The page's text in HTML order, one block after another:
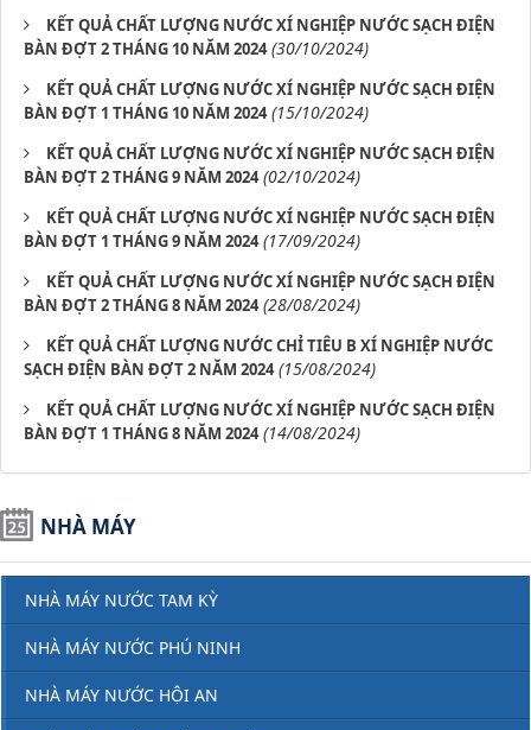
KẾT QUẢ CHẤT LƯỢNG NƯỚC XÍ NGHIỆP NƯỚC SẠCH ĐIỆN
BÀN ĐỢT 2 THÁNG 10 NĂM 2024 (30/10/2024)
KẾT QUẢ CHẤT LƯỢNG NƯỚC XÍ NGHIỆP NƯỚC SẠCH ĐIỆN
BÀN ĐỢT 1 THÁNG 10 NĂM 2024 (15/10/2024)
KẾT QUẢ CHẤT LƯỢNG NƯỚC XÍ NGHIỆP NƯỚC SẠCH ĐIỆN
BÀN ĐỢT 2 THÁNG 9 NĂM 2024 (02/10/2024)
KẾT QUẢ CHẤT LƯỢNG NƯỚC XÍ NGHIỆP NƯỚC SẠCH ĐIỆN
BÀN ĐỢT 1 THÁNG 9 NĂM 2024 (17/09/2024)
KẾT QUẢ CHẤT LƯỢNG NƯỚC XÍ NGHIỆP NƯỚC SẠCH ĐIỆN
BÀN ĐỢT 2 THÁNG 8 NĂM 2024 (28/08/2024)
KẾT QUẢ CHẤT LƯỢNG NƯỚC CHỈ TIÊU B XÍ NGHIỆP NƯỚC
SẠCH ĐIỆN BÀN ĐỢT 2 NĂM 2024 (15/08/2024)
KẾT QUẢ CHẤT LƯỢNG NƯỚC XÍ NGHIỆP NƯỚC SẠCH ĐIỆN
BÀN ĐỢT 1 THÁNG 8 NĂM 2024 (14/08/2024)
NHÀ MÁY
NHÀ MÁY NƯỚC TAM KỲ
NHÀ MÁY NƯỚC PHÚ NINH
NHÀ MÁY NƯỚC HỘI AN